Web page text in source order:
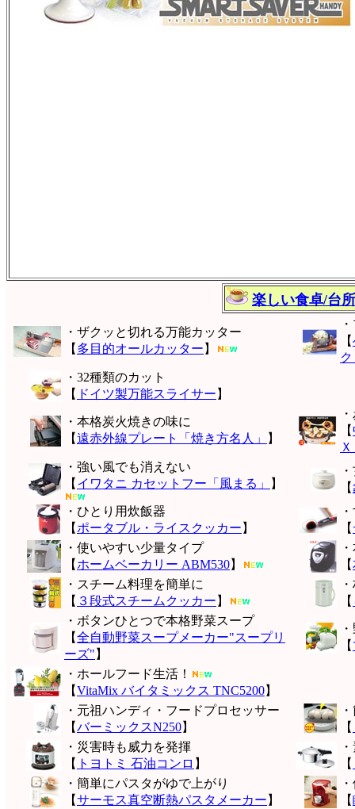
楽しい食卓/台所
・ザクッと切れる万能カッター
【 多目的オールカッター 】
【
・32種類のカット
【 ドイツ製万能スライサー 】
・本格炭火焼きの味に
【遠赤外線プレート「焼き方名人」 】
【
・強い風でも消えない
【 イワタニ カセットフー「風まる」 】
【
・ひとり用炊飯器
【 ポータブル・ライスクッカー 】
【
・使いやすい少量タイプ
【 ホームベーカリー ABM530】
【
・スチーム料理を簡単に
【 ３段式スチームクッカー 】
【
・ボタンひとつで本格野菜スープ
【全自動野菜スープメーカー"スープリ
ーズ" 】
【
・ホールフード生活！
【VitaMix バイタミックス TNC5200】
・元祖ハンディ・フードプロセッサー
【バーミックスN250】
【
・災害時も威力を発揮
【 トヨトミ 石油コンロ 】
【
・簡単にパスタがゆで上がり
【サーモス真空断熱パスタメーカー 】
【